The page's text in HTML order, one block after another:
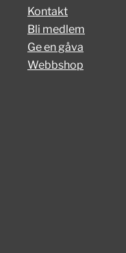
Kontakt
Bli medlem
Ge en gåva
Webbshop